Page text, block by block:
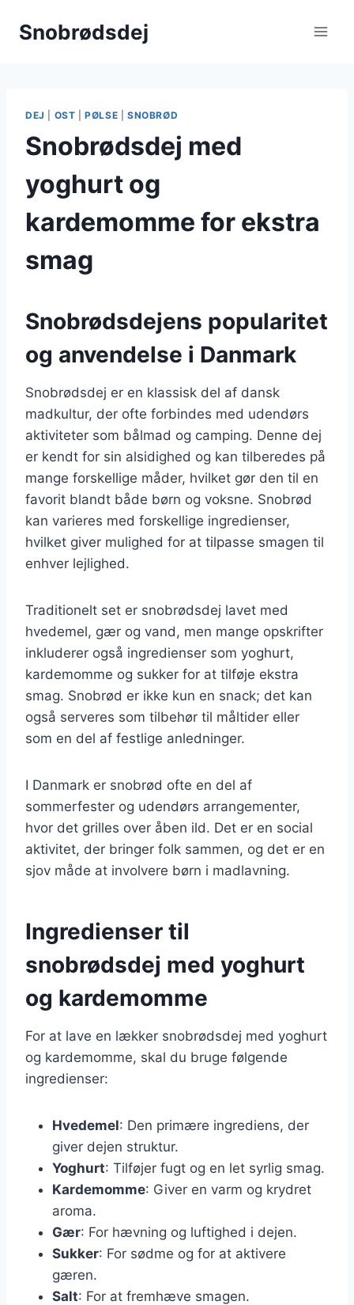
Snobrødsdej
DEJ OST |PØLSE SNOBRØD
Snobrødsdej med
yoghurt og
kardemomme for ekstra
smag
Snobrødsdejens popularitet
og anvendelse i Danmark
Snobrødsdej er en klassisk del af dansk
madkultur, der ofte forbindes med udendørs
aktiviteter som bålmad og camping. Denne dej
er kendt for sin alsidighed og kan tilberedes på
mange forskellige måder, hvilket gør den til en
favorit blandt både børn og voksne. Snobrød
kan varieres med forskellige ingredienser,
hvilket giver mulighed for at tilpasse smagen til
enhver lejlighed.
Traditionelt set er snobrødsdej lavet med
hvedemel, gær og vand, men mange opskrifter
inkluderer også ingredienser som yoghurt,
kardemomme og sukker for at tilføje ekstra
smag. Snobrød er ikke kun en snack; det kan
også serveres som tilbehør til måltider eller
som en del af festlige anledninger.
I Danmark er snobrød ofte en del af
sommerfester og udendørs arrangementer,
hvor det grilles over åben ild. Det er en social
aktivitet, der bringer folk sammen, og det er en
sjov måde at involvere børn i madlavning.
Ingredienser til
snobrødsdej med yoghurt
og kardemomme
For at lave en lækker snobrødsdej med yoghurt
og kardemomme, skal du bruge følgende
ingredienser:
Hvedemel: Den primære ingrediens, der
giver dejen struktur.
Yoghurt: Tilføjer fugt og en let syrlig smag.
Kardemomme: Giver en varm og krydret
aroma.
Gær: For hævning og luftighed i dejen.
Sukker: For sødme og for at aktivere
gæren.
Salt: For at fremhæve smagen.